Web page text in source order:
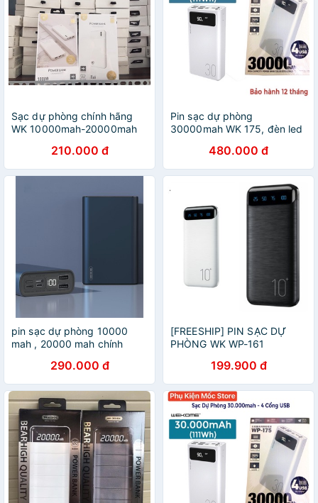
Sạc dự phòng chính hãng
WK 10000mah-20000mah
210.000 đ
Pin sạc dự phòng
30000mah WK 175, đèn led
năng, hàng chính hãng
480.000 đ
pin sạc dự phòng 10000
mah , 20000 mah chính
290.000 đ
[FREESHIP] PIN SẠC DỰ
PHÒNG WK WP-161
199.900 đ